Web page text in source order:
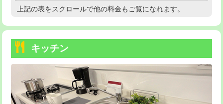
持込商品取付（温水洗浄便座） 22,000円
持込商品取付（普通便座⇔温水洗浄便
22,000円
給水管工事※（ホール加工)
給水管工事※（バンド止め) 3,300円
給水管工事※（支持金具設置) 5,500円
高度高圧洗浄換 現地調査
トーラー機使用/3mまで
追加トーラー機使用/3m超え +3,300円
カメラ調査 33,000円
上記の表をスクロールで他の料金もご覧になれます。
キッチン